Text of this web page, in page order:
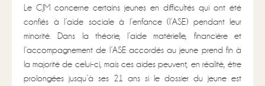
Le CJM concerne certains jeunes en difficultés qui ont été
confiés à l’aide sociale à l’enfance (l’ASE) pendant leur
minorité. Dans la théorie, l’aide matérielle, financière et
l’accompagnement de l’ASE accordés au jeune prend fin à
la majorité de celui-ci, mais ces aides peuvent, en réalité, être
prolongées jusqu’à ses 21 ans si le dossier du jeune est